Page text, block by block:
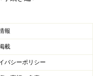
報
載
バシーポリシー